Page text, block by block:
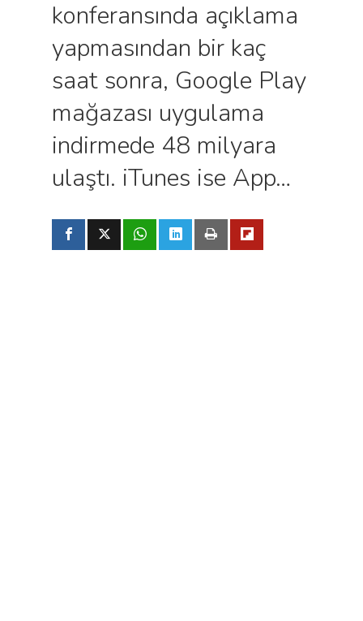
konferansında açıklama
yapmasından bir kaç
saat sonra, Google Play
mağazası uygulama
indirmede 48 milyara
ulaştı. iTunes ise App…